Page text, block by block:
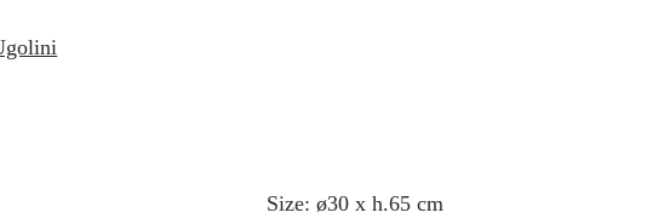
Size: ø30 x h.65 cm